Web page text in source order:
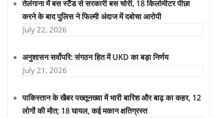
तेलंगाना में बस स्टैंड से सरकारी बस चोरी, 18 किलोमीटर पीछा
करने के बाद पुलिस ने फिल्मी अंदाज में दबोचा आरोपी
July 22, 2026
अनुशासन सर्वोपरि: संगठन हित में UKD का बड़ा निर्णय
July 21, 2026
पाकिस्तान के खैबर पख्तूनख्वा में भारी बारिश और बाढ़ का कहर, 12
लोगों की मौत; 18 घायल, कई मकान क्षतिग्रस्त